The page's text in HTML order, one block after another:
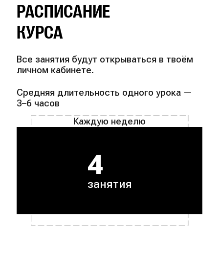
РАСПИСАНИЕ
КУРСА
Все занятия будут открываться в твоём
личном кабинете.
Средняя длительность одного урока —
3–6 часов
Каждую неделю
4
занятия